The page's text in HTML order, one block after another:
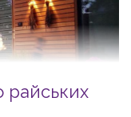
райських